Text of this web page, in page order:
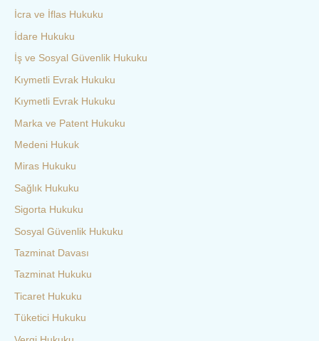
İcra ve İflas Hukuku
İdare Hukuku
İş ve Sosyal Güvenlik Hukuku
Kıymetli Evrak Hukuku
Kıymetli Evrak Hukuku
Marka ve Patent Hukuku
Medeni Hukuk
Miras Hukuku
Sağlık Hukuku
Sigorta Hukuku
Sosyal Güvenlik Hukuku
Tazminat Davası
Tazminat Hukuku
Ticaret Hukuku
Tüketici Hukuku